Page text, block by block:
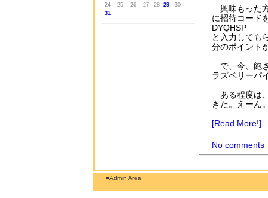
24
25 26 27 28 29
30
31
興味もった
に招待コード
DYQHSP
と入力しても
分のポイント
で、今、飽
ラズベリーパ
ある程度は
きた。えーん
[Read More!]
No comments
■Admin Area